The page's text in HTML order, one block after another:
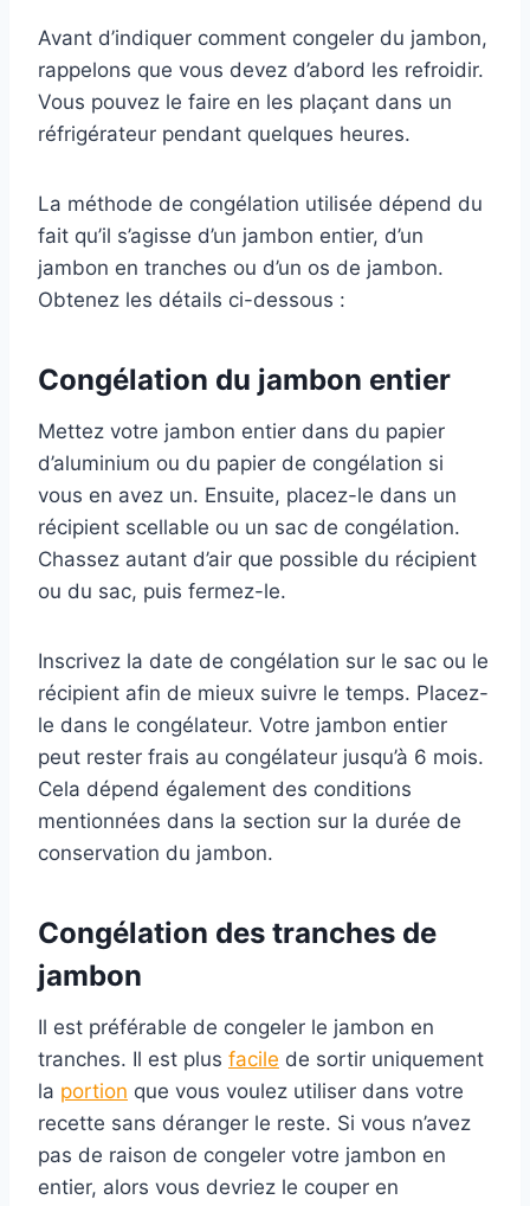
Avant d’indiquer comment congeler du jambon,
rappelons que vous devez d’abord les refroidir.
Vous pouvez le faire en les plaçant dans un
réfrigérateur pendant quelques heures.
La méthode de congélation utilisée dépend du
fait qu’il s’agisse d’un jambon entier, d’un
jambon en tranches ou d’un os de jambon.
Obtenez les détails ci-dessous :
Congélation du jambon entier
Mettez votre jambon entier dans du papier
d’aluminium ou du papier de congélation si
vous en avez un. Ensuite, placez-le dans un
récipient scellable ou un sac de congélation.
Chassez autant d’air que possible du récipient
ou du sac, puis fermez-le.
Inscrivez la date de congélation sur le sac ou le
récipient afin de mieux suivre le temps. Placez-
le dans le congélateur. Votre jambon entier
peut rester frais au congélateur jusqu’à 6 mois.
Cela dépend également des conditions
mentionnées dans la section sur la durée de
conservation du jambon.
Congélation des tranches de
jambon
Il est préférable de congeler le jambon en
tranches. Il est plus facile de sortir uniquement
la portion que vous voulez utiliser dans votre
recette sans déranger le reste. Si vous n’avez
pas de raison de congeler votre jambon en
entier, alors vous devriez le couper en